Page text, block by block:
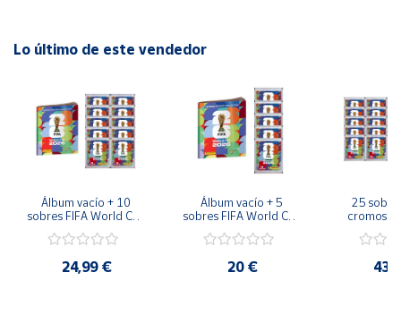
Lo último de este vendedor
Álbum vacío + 10
sobres FIFA World Cup
Colección Oficial
24,99 €
Álbum vacío + 5
sobres FIFA World Cup
Colección Oficial
20 €
25
cromos
Sticker